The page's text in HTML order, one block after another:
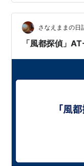
さなえままの日
「風都探偵」